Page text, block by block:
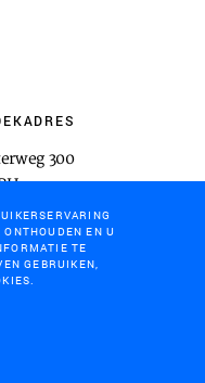
300
EN U
TE
GEBRUIKEN,